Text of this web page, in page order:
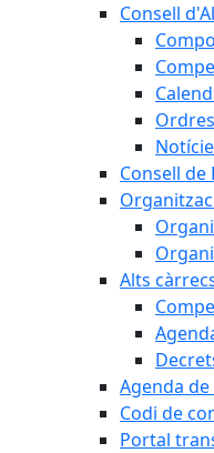
Consell
Consell de
Alts
Agenda
Codi de
Portal